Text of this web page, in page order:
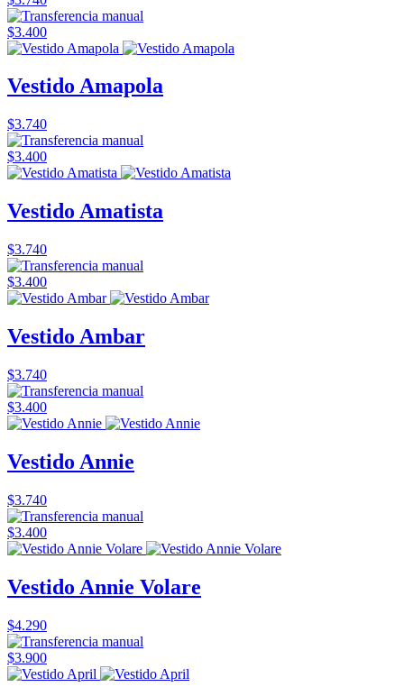
$3.400
Vestido Amapola
$3.740
$3.400
Vestido Amatista
$3.740
$3.400
Vestido Ambar
$3.740
$3.400
Vestido Annie
$3.740
$3.400
Vestido Annie Volare
$4.290
$3.900